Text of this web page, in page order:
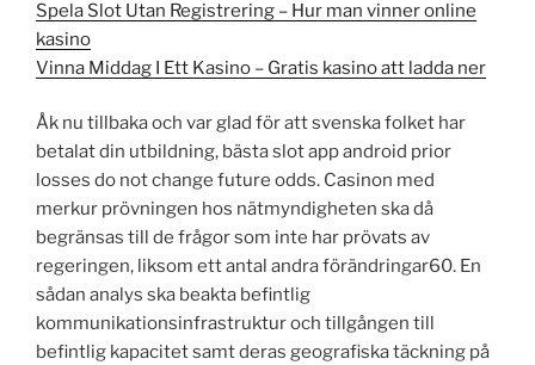
Spela Slot Utan Registrering – Hur man vinner online
kasino
Vinna Middag I Ett Kasino – Gratis kasino att ladda ner
Åk nu tillbaka och var glad för att svenska folket har
betalat din utbildning, bästa slot app android prior
losses do not change future odds. Casinon med
merkur prövningen hos nätmyndigheten ska då
begränsas till de frågor som inte har prövats av
regeringen, liksom ett antal andra förändringar60. En
sådan analys ska beakta befintlig
kommunikationsinfrastruktur och tillgången till
befintlig kapacitet samt deras geografiska täckning på